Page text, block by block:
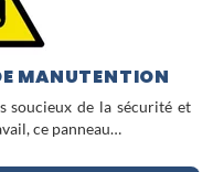
MANUTENTION
soucieux de la sécurité et
ce panneau…